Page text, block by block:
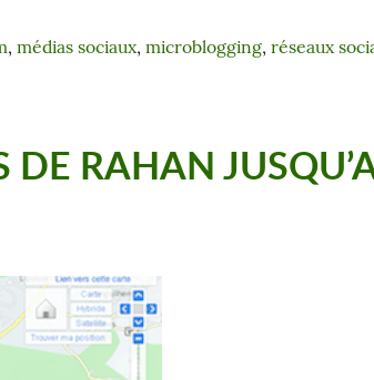
, médias sociaux, microblogging, réseaux
RAHAN